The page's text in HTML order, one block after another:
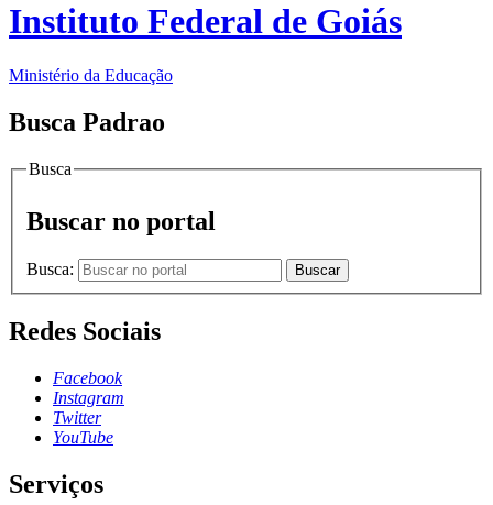
Instituto Federal de Goiás
Ministério da Educação
Busca Padrao
Busca
Buscar no portal
Busca: Buscar
Redes Sociais
Facebook
Instagram
Twitter
YouTube
Serviços